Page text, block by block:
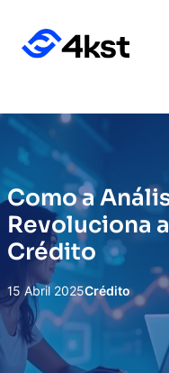
Como a
Revoluciona
Crédito
15 Abril 2025Crédito